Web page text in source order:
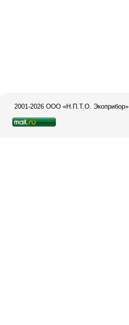
2001-2026 ООО «Н.П.Т.О. Экоприбор»